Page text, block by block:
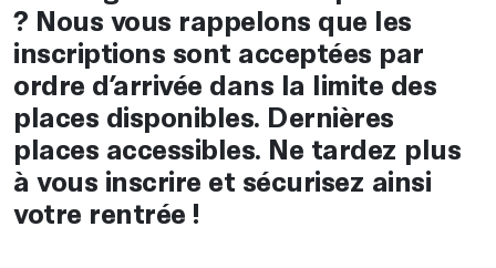
? Nous vous rappelons que les
inscriptions sont acceptées par
ordre d’arrivée dans la limite des
places disponibles. Dernières
places accessibles. Ne tardez plus
à vous inscrire et sécurisez ainsi
votre rentrée !